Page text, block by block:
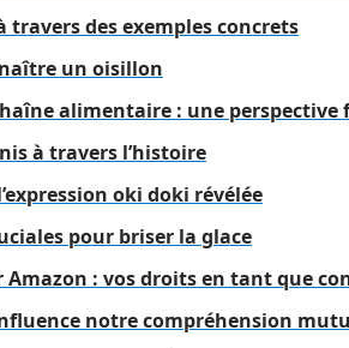
des exemples concrets
un oisillon
alimentaire : une perspective
à travers l’histoire
oki doki révélée
pour briser la glace
: vos droits en tant que
notre compréhension